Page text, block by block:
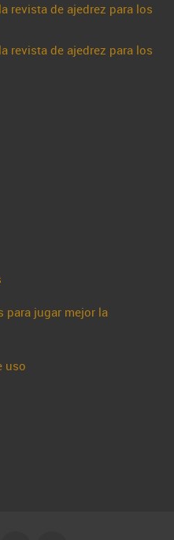
revista de ajedrez para los
revista de ajedrez para los
para jugar mejor la
uso